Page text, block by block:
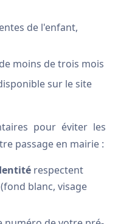
de l'enfant,
de moins de trois mois
sur le site
pour éviter les
passage en mairie :
respectent
blanc, visage